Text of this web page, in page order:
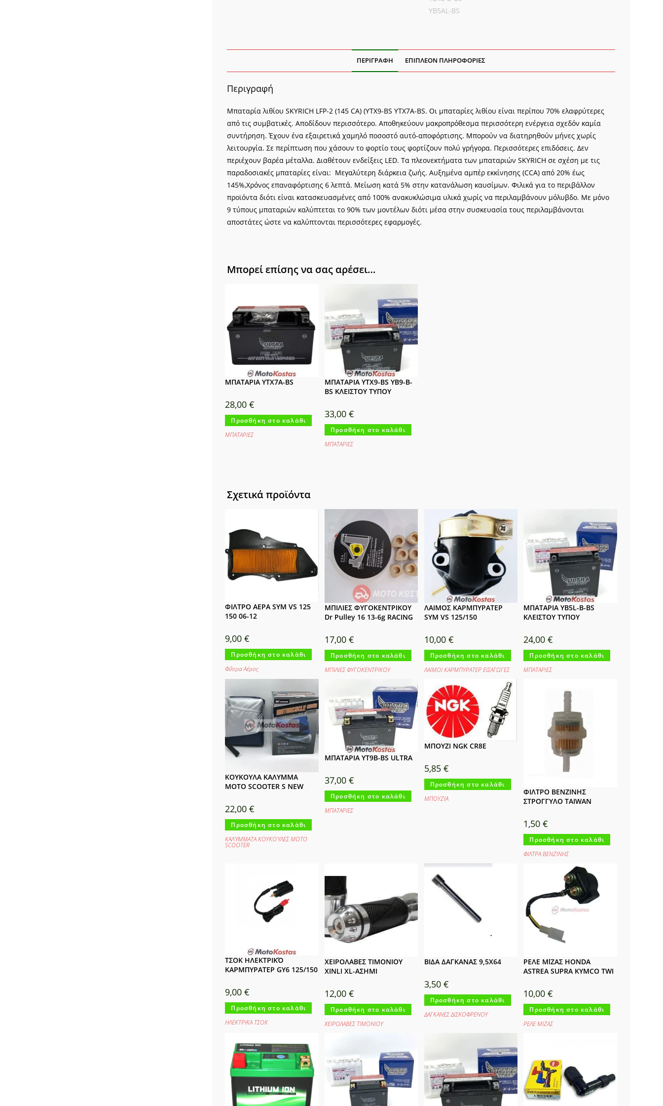
YB5AL-BS
ΠΕΡΙΓΡΑΦΉ ΕΠΙΠΛΈΟΝ ΠΛΗΡΟΦΟΡΊΕΣ
Περιγραφή
Μπαταρία λιθίου SKYRICH LFP-2 (145 CA) (YTX9-BS YTX7A-BS. Οι μπαταρίες λιθίου είναι περίπου 70% ελαφρύτερες
από τις συμβατικές. Αποδίδουν περισσότερο. Αποθηκεύουν μακροπρόθεσμα περισσότερη ενέργεια σχεδόν καμία
συντήρηση. Έχουν ένα εξαιρετικά χαμηλό ποσοστό αυτό-αποφόρτισης. Μπορούν να διατηρηθούν μήνες χωρίς
λειτουργία. Σε περίπτωση που χάσουν το φορτίο τους φορτίζουν πολύ γρήγορα. Περισσότερες επιδόσεις. Δεν
περιέχουν βαρέα μέταλλα. Διαθέτουν ενδείξεις LED. Τα πλεονεκτήματα των μπαταριών SKYRICH σε σχέση με τις
παραδοσιακές μπαταρίες είναι: Μεγαλύτερη διάρκεια ζωής. Αυξημένα αμπέρ εκκίνησης (CCA) από 20% έως
145%,Χρόνος επαναφόρτισης 6 λεπτά. Μείωση κατά 5% στην κατανάλωση καυσίμων. Φιλικά για το περιβάλλον
προϊόντα διότι είναι κατασκευασμένες από 100% ανακυκλώσιμα υλικά χωρίς να περιλαμβάνουν μόλυβδο. Με μόνο
9 τύπους μπαταριών καλύπτεται το 90% των μοντέλων διότι μέσα στην συσκευασία τους περιλαμβάνονται
αποστάτες ώστε να καλύπτονται περισσότερες εφαρμογές.
Μπορεί επίσης να σας αρέσει…
ΜΠΑΤΑΡΙΑ YTX7A-BS
28,00€
Προσθήκη στο καλάθι
ΜΠΑΤΑΡΙΕΣ
ΜΠΑΤΑΡΙΑ YTX9-BS YB9-B-
BS ΚΛΕΙΣΤΟΥ ΤΥΠΟΥ
33,00€
Προσθήκη στο καλάθι
ΜΠΑΤΑΡΙΕΣ
Σχετικά προϊόντα
ΦΙΛΤΡΟ ΑΕΡΑ SYM VS 125
150 06-12
9,00€
Προσθήκη στο καλάθι
Φίλτρα Αέρος
ΜΠΙΛΙΕΣ ΦΥΓΟΚΕΝΤΡΙΚΟΥ
Dr Pulley 16 13-6g RACING
17,00€
Προσθήκη στο καλάθι
ΜΠΙΛΙΕΣ ΦΥΓΟΚΕΝΤΡΙΚΟΥ
ΛΑΙΜΟΣ ΚΑΡΜΠΥΡΑΤΕΡ
SYM VS 125/150
10,00 €
Προσθήκη στο καλάθι
ΛΑΙΜΟΙ ΚΑΡΜΠΥΡΑΤΕΡ ΕΙΣΑΓΩΓΕΣ
ΜΠΑΤΑΡΙΑ YB5L-B-BS
ΚΛΕΙΣΤΟΥ ΤΥΠΟΥ
24,00€
Προσθήκη στο καλάθι
ΜΠΑΤΑΡΙΕΣ
ΚΟΥΚΟΥΛΑ ΚΑΛΥΜΜΑ
MOTO SCOOTER S NEW
22,00€
Προσθήκη στο καλάθι
ΚΑΛΎΜΜΑΤΑ ΚΟΥΚΟΎΛΕΣ ΜΟΤΟ
SCOOTER
ΜΠΑΤΑΡΙΑ YT9B-BS ULTRA
37,00€
Προσθήκη στο καλάθι
ΜΠΑΤΑΡΙΕΣ
ΜΠΟΥΖΙ NGK CR8E
5,85 €
Προσθήκη στο καλάθι
ΜΠΟΥΖΙA
ΦΙΛΤΡΟ ΒΕΝΖΙΝΗΣ
ΣΤΡΟΓΓΥΛΟ TAIWAN
1,50€
Προσθήκη στο καλάθι
ΦΙΛΤΡΑ ΒΕΝΖΙΝΗΣ
ΤΣΟΚ ΗΛΕΚΤΡΙΚΌ
ΚΑΡΜΠΥΡΑΤΕΡ GY6 125/150
9,00€
Προσθήκη στο καλάθι
ΗΛΕΚΤΡΙΚΑ ΤΣΟΚ
ΧΕΙΡΟΛΑΒΕΣ ΤΙΜΟΝΙΟΥ
XINLI XL-ΑΣΗΜΙ
12,00€
Προσθήκη στο καλάθι
ΧΕΙΡΟΛΑΒΕΣ ΤΙΜΟΝΙΟΥ
ΒΙΔΑ ΔΑΓΚΑΝΑΣ 9,5Χ64
3,50 €
Προσθήκη στο καλάθι
ΔΑΓΚΑΝΕΣ ΔΙΣΚΟΦΡΕΝΟΥ
ΡΕΛΕ ΜlΖΑΣ HONDA
ASTREA SUPRA KYMCO TWI
10,00€
Προσθήκη στο καλάθι
ΡΕΛΕ ΜΙΖΑΣ